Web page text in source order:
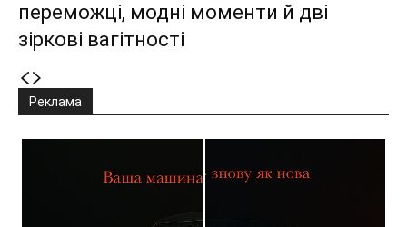
переможці, модні моменти й дві
зіркові вагітності
Реклама